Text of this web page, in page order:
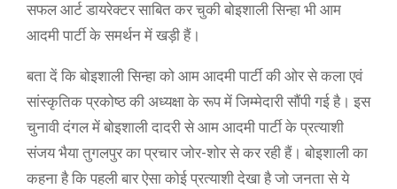
सफल आर्ट डायरेक्टर साबित कर चुकी बोइशाली सिन्हा भी आम
आदमी पार्टी के समर्थन में खड़ी हैं।
बता दें कि बोइशाली सिन्हा को आम आदमी पार्टी की ओर से कला एवं
सांस्कृतिक प्रकोष्ठ की अध्यक्षा के रूप में जिम्मेदारी सौंपी गई है। इस
चुनावी दंगल में बोइशाली दादरी से आम आदमी पार्टी के प्रत्याशी
संजय भैया तुगलपुर का प्रचार जोर-शोर से कर रही हैं। बोइशाली का
कहना है कि पहली बार ऐसा कोई प्रत्याशी देखा है जो जनता से ये